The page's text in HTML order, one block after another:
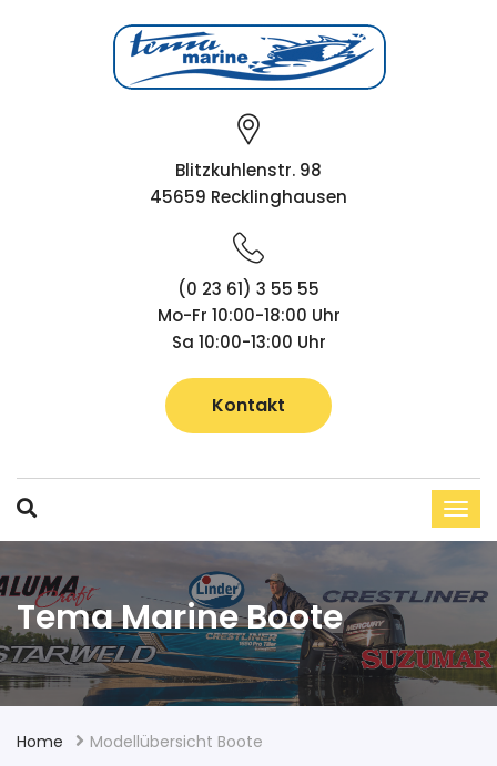
Blitzkuhlenstr. 98
45659 Recklinghausen
(0 23 61) 3 55 55
Mo-Fr 10:00-18:00 Uhr
Sa 10:00-13:00 Uhr
Kontakt
Tema Marine Boote
Home Modellübersicht Boote